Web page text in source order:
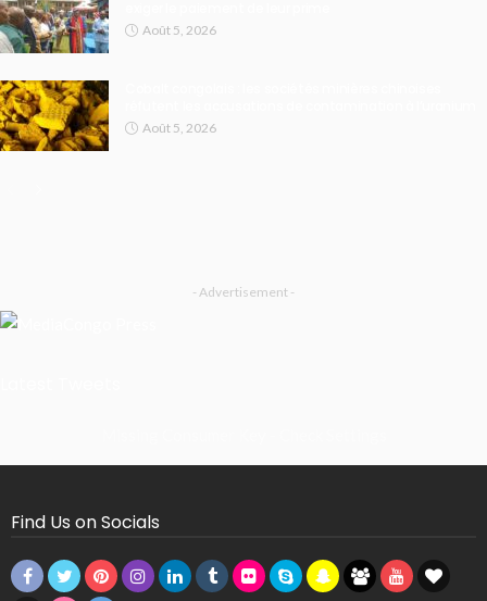
Août 5, 2026
Août 5, 2026
- Advertisement -
Find Us on Socials